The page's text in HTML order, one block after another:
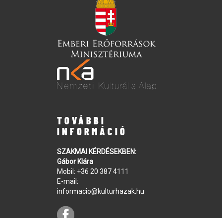
TOVÁBBI
INFORMÁCIÓ
SZAKMAI KÉRDÉSEKBEN:
Gábor Klára
Mobil: +36 20 387 4111
E-mail:
informacio@kulturhazak.hu